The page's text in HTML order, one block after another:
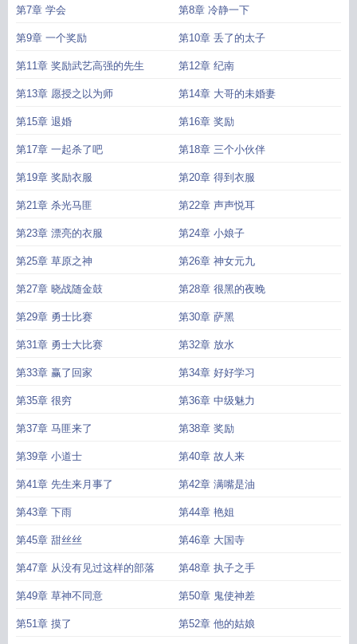
第7章 学会 第8章 冷静一下
第9章 一个奖励 第10章 丢了的太子
第11章 奖励武艺高强的先生 第12章 纪南
第13章 愿授之以为师 第14章 大哥的未婚妻
第15章 退婚 第16章 奖励
第17章 一起杀了吧 第18章 三个小伙伴
第19章 奖励衣服 第20章 得到衣服
第21章 杀光马匪 第22章 声声悦耳
第23章 漂亮的衣服 第24章 小娘子
第25章 草原之神 第26章 神女元九
第27章 晓战随金鼓 第28章 很黑的夜晚
第29章 勇士比赛 第30章 萨黑
第31章 勇士大比赛 第32章 放水
第33章 赢了回家 第34章 好好学习
第35章 很穷 第36章 中级魅力
第37章 马匪来了 第38章 奖励
第39章 小道士 第40章 故人来
第41章 先生来月事了 第42章 满嘴是油
第43章 下雨 第44章 艳姐
第45章 甜丝丝 第46章 大国寺
第47章 从没有见过这样的部落 第48章 执子之手
第49章 草神不同意 第50章 鬼使神差
第51章 摸了 第52章 他的姑娘